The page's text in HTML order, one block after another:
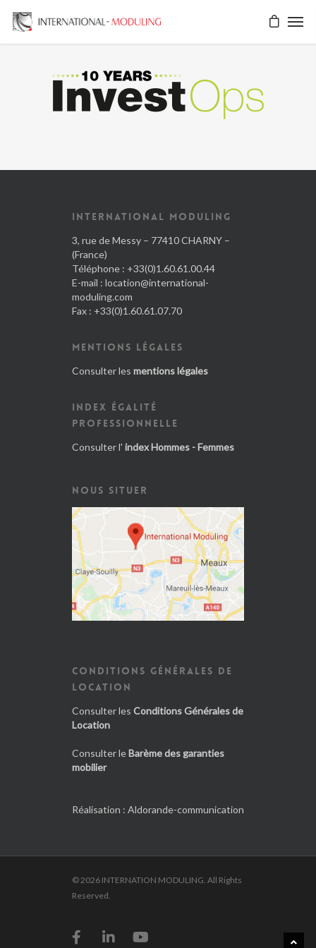
INTERNATIONAL MODULING
3, rue de Messy – 77410 CHARNY –
(France)
Téléphone : +33(0)1.60.61.00.44
E-mail : location@international-
moduling.com
Fax : +33(0)1.60.61.07.70
MENTIONS LÉGALES
Consulter les mentions légales
INDEX ÉGALITÉ
PROFESSIONNELLE
Consulter l' index Hommes - Femmes
NOUS SITUER
CONDITIONS GÉNÉRALES DE
LOCATION
Consulter les Conditions Générales de
Location
Consulter le Barème des garanties
mobilier
Réalisation : Aldorande-communication
© 2026 INTERNATION MODULING. All Rights
Reserved.